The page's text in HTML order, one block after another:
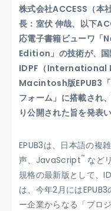
株式会社ACCESS（本
長：室伏 伸哉、以下
応電子書籍ビューワ「
Edition」の技術が、国
IDPF（International
Macintosh版EPUB3
フォーム」に搭載され
り公開された旨を発表
EPUB3は、日本語の複
声、JavaScript™ など
規格の最新版として、
は、今年2月には
ー企業からなる「プロ